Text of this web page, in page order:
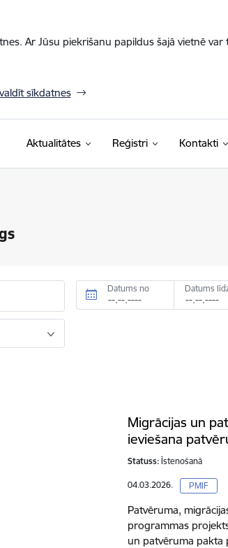
Ar Jūsu piekrišanu papildus šajā vietnē
sīkdatnes
Aktualitātes Reģistri Kontakti
Datums no Datums
Migrācijas un
ieviešana
Statuss: Īstenošanā
04.03.2026. PMIF
Patvēruma,
programmas
un patvēruma pakta